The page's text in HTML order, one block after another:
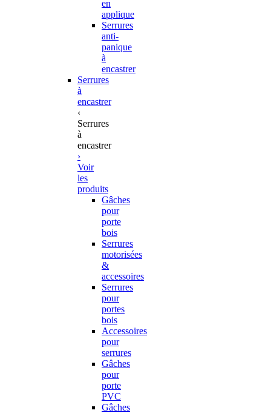
en
applique
Serrures
anti-
panique
à
encastrer
Serrures
à
encastrer
‹
Serrures
à
encastrer
›
Voir
les
produits
Gâches
pour
porte
bois
Serrures
motorisées
&
accessoires
Serrures
pour
portes
bois
Accessoires
pour
serrures
Gâches
pour
porte
PVC
Gâches